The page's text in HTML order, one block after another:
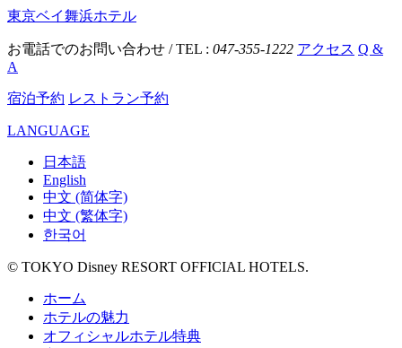
東京ベイ舞浜ホテル
お電話でのお問い合わせ / TEL : 047-355-1222 アクセス Q &
A
宿泊予約 レストラン予約
LANGUAGE
日本語
English
中文 (简体字)
中文 (繁体字)
한국어
© TOKYO Disney RESORT OFFICIAL HOTELS.
ホーム
ホテルの魅力
オフィシャルホテル特典